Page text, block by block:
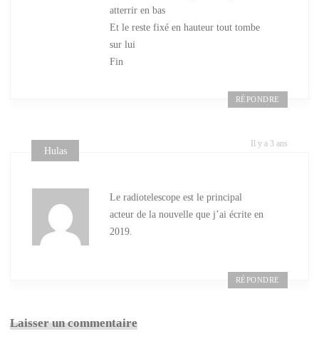
atterrir en bas
Et le reste fixé en hauteur tout tombe
sur lui
Fin
RÉPONDRE
Il y a 3 ans
Hulas
Le radiotelescope est le principal
acteur de la nouvelle que j’ai écrite en
2019.
RÉPONDRE
Laisser un commentaire